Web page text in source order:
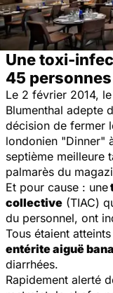
Une toxi-
45 personnes
Le 2 février 2014,
Blumenthal adepte
décision de fermer
londonien "Dinner"
septième meilleure
palmarès du
Et pour cause : une
collective (TIAC)
du personnel, ont
Tous étaient
entérite aiguë
diarrhées.
Rapidement alerté